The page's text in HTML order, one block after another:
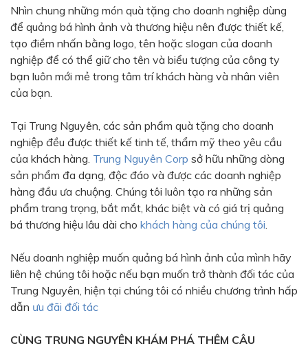
Xanh xám
Cà phê
Xanh dương - Đen
Đỏ nâu
Đen - Nơ
Bạc 1cm
Bạc 2cm
Bạc mini 1cm
Nhìn chung những món quà tặng cho doanh nghiệp dùng
để quảng bá hình ảnh và thương hiệu nên được thiết kế,
tạo điềm nhấn bằng logo, tên hoặc slogan của doanh
nghiệp để có thể giữ cho tên và biểu tượng của công ty
bạn luôn mới mẻ trong tâm trí khách hàng và nhân viên
của bạn.
Tại Trung Nguyên, các sản phẩm quà tặng cho doanh
nghiệp đều được thiết kế tinh tế, thẩm mỹ theo yêu cầu
của khách hàng. Trung Nguyên Corp sở hữu những dòng
sản phẩm đa dạng, độc đáo và được các doanh nghiệp
hàng đầu ưa chuộng. Chúng tôi luôn tạo ra những sản
phẩm trang trọng, bắt mắt, khác biệt và có giá trị quảng
bá thương hiệu lâu dài cho khách hàng của chúng tôi
Nếu doanh nghiệp muốn quảng bá hình ảnh của mình hãy
liên hệ chúng tôi hoặc nếu bạn muốn trở thành đối tác của
Trung Nguyên, hiện tại chúng tôi có nhiều chương trình hấp
dẫn ưu đãi đối tác
CÙNG TRUNG NGUYÊN KHÁM PHÁ THÊM CÂU